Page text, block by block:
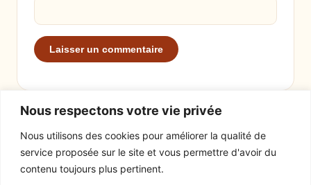
Nous respectons votre vie privée
Nous utilisons des cookies pour améliorer la qualité de
service proposée sur le site et vous permettre d'avoir du
contenu toujours plus pertinent.